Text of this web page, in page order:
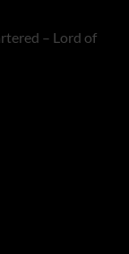
– Lord of